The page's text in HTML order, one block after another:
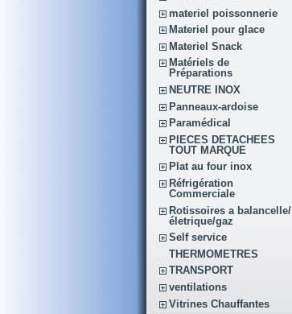
materiel poissonnerie
Materiel pour glace
Materiel Snack
Matériels de
Préparations
NEUTRE INOX
Panneaux-ardoise
Paramédical
PIECES DETACHEES
TOUT MARQUE
Plat au four inox
Réfrigération
Commerciale
Rotissoires a balancelle/
életrique/gaz
Self service
THERMOMETRES
TRANSPORT
ventilations
Vitrines Chauffantes